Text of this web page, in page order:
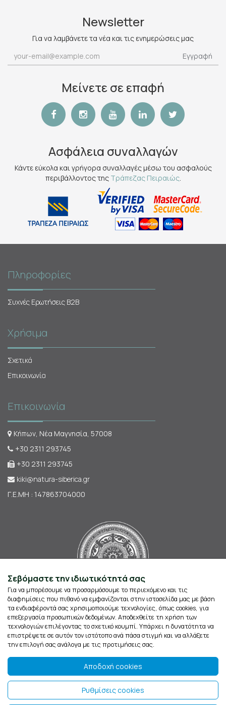
Newsletter
Για να λαμβάνετε τα νέα και τις ενημερώσεις μας
Εγγραφή
Μείνετε σε επαφή
Ασφάλεια συναλλαγών
Κάντε εύκολα και γρήγορα συναλλαγές μέσω του ασφαλούς
περιβάλλοντος της Τράπεζας Πειραιώς.
Πληροφορίες
Συχνές Ερωτήσεις Β2Β
Χρήσιμα
Σχετικά
Επικοινωνία
Επικοινωνία
Κήπων, Νέα Μαγνησία, 57008
+30 2311 293745
+30 2311 293745
kiki@natura-siberica.gr
Γ.Ε.ΜΗ : 147863704000
Σεβόμαστε την ιδιωτικότητά σας
Για να μπορέσουμε να προσαρμόσουμε το περιεχόμενο και τις
διαφημίσεις που πιθανό να εμφανίζονται στην ιστοσελίδα μας με βάση
τα ενδιαφέροντά σας χρησιμοποιούμε τεχνολογίες, όπως cookies, για
επεξεργασία προσωπικών δεδομένων. Αποδεχθείτε τη χρήση των
τεχνολογιών επιλέγοντας το σχετικό κουμπί. Υπάρχει η δυνατότητα να
επιστρέψετε σε αυτόν τον ιστότοπο ανά πάσα στιγμή και να αλλάξετε
την επιλογή σας ανάλογα με τις προτιμήσεις σας.
Αποδοχή cookies
Ρυθμίσεις cookies